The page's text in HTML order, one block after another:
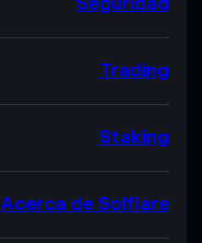
Trading
Staking
Acerca de Solflare